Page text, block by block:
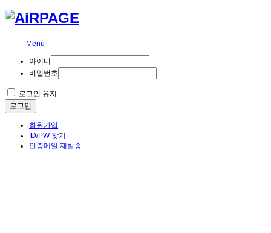
Menu
아이디
비밀번호
로그인 유지
로그인
회원가입
ID/PW 찾기
인증메일 재발송